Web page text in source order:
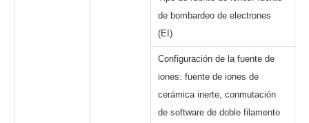
de bombardeo de electrones
(EI)
Configuración de la fuente de
iones: fuente de iones de
cerámica inerte, conmutación
de software de doble filamento